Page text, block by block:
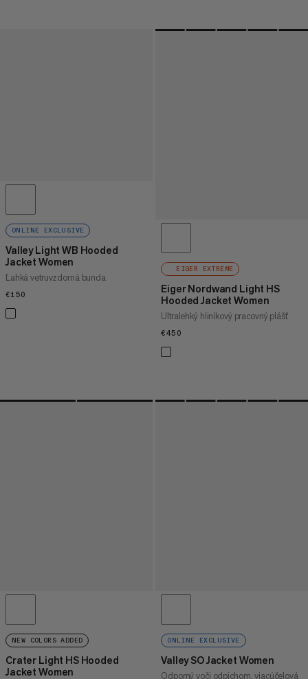
ONLINE EXCLUSIVE
Valley Light WB Hooded
Jacket Women
Ľahká vetruvzdorná bunda
€150
EIGER EXTREME
Eiger Nordwand Light HS
Hooded Jacket Women
Ultralehký hliníkový pracovný plášť
€450
NEW COLORS ADDED
Crater Light HS Hooded
Jacket Women
ONLINE EXCLUSIVE
Valley SO Jacket Women
Odporný voči odpichom, viacúčelová